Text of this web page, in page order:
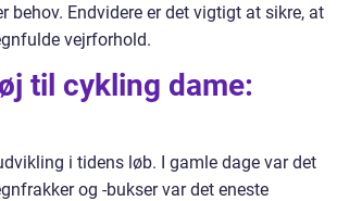
Endvidere er det vigtigt at sikre, at
vejrforhold.
til cykling dame:
i tidens løb. I gamle dage var det
og -bukser var det eneste